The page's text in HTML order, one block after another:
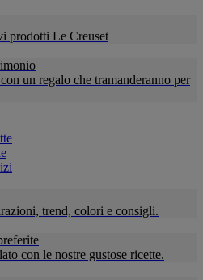
prodotti Le Creuset
un regalo che tramanderanno per
trend, colori e consigli.
con le nostre gustose ricette.